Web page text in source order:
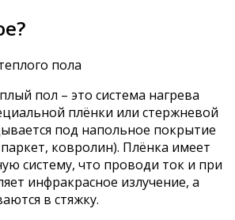
пол – это система нагрева
плёнки или стержневой
под напольное покрытие
ковролин). Плёнка имеет
систему, что проводи ток и при
инфракрасное излучение, а
в стяжку.